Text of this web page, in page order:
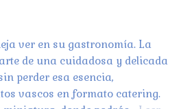
ver en su gastronomía. La
de una cuidadosa y delicada
perder esa esencia,
vascos en formato catering.